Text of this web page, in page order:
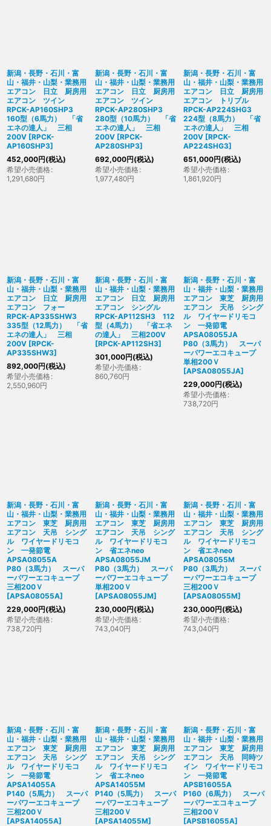
新潟・長野・石川・富
山・福井・山梨・業務用
エアコン 日立 厨房用
エアコン ツイン
RPCK-AP160SHP3
160型（6馬力） 「省
エネの達人」 三相
200V [RPCK-
AP160SHP3]
452,000円(税込)
希望小売価格 :
1,291,680円
新潟・長野・石川・富
山・福井・山梨・業務用
エアコン 日立 厨房用
エアコン ツイン
RPCK-AP280SHP3
280型（10馬力） 「省
エネの達人」 三相
200V [RPCK-
AP280SHP3]
692,000円(税込)
希望小売価格 :
1,977,480円
新潟・長野・石川・富
山・福井・山梨・業務用
エアコン 日立 厨房用
エアコン トリプル
RPCK-AP224SHG3
224型（8馬力） 「省
エネの達人」 三相
200V [RPCK-
AP224SHG3]
651,000円(税込)
希望小売価格 :
1,861,920円
新潟・長野・石川・富
山・福井・山梨・業務用
エアコン 日立 厨房用
エアコン フォー
RPCK-AP335SHW3
335型（12馬力） 「省
エネの達人」 三相
200V [RPCK-
AP335SHW3]
892,000円(税込)
希望小売価格 :
2,550,960円
新潟・長野・石川・富
山・福井・山梨・業務用
エアコン 日立 厨房用
エアコン シングル
RPCK-AP112SH3 112
型（4馬力） 「省エネ
の達人」 三相200V
[RPCK-AP112SH3]
301,000円(税込)
希望小売価格 :
860,760円
新潟・長野・石川・富
山・福井・山梨・業務用
エアコン 東芝 厨房用
エアコン 天吊 シング
ル ワイヤードリモコ
ン 一発節電
APSA08055JA
P80（3馬力） スーパ
ーパワーエコキュープ
単相200Ｖ
[APSA08055JA]
229,000円(税込)
希望小売価格 :
738,720円
新潟・長野・石川・富
山・福井・山梨・業務用
エアコン 東芝 厨房用
エアコン 天吊 シング
ル ワイヤードリモコ
ン 一発節電
APSA08055A
P80（3馬力） スーパ
ーパワーエコキュープ
三相200Ｖ
[APSA08055A]
229,000円(税込)
希望小売価格 :
738,720円
新潟・長野・石川・富
山・福井・山梨・業務用
エアコン 東芝 厨房用
エアコン 天吊 シング
ル ワイヤードリモコ
ン 省エネneo
APSA08055JM
P80（3馬力） スーパ
ーパワーエコキュープ
単相200Ｖ
[APSA08055JM]
230,000円(税込)
希望小売価格 :
743,040円
新潟・長野・石川・富
山・福井・山梨・業務用
エアコン 東芝 厨房用
エアコン 天吊 シング
ル ワイヤードリモコ
ン 省エネneo
APSA08055M
P80（3馬力） スーパ
ーパワーエコキュープ
三相200Ｖ
[APSA08055M]
230,000円(税込)
希望小売価格 :
743,040円
新潟・長野・石川・富
山・福井・山梨・業務用
エアコン 東芝 厨房用
エアコン 天吊 シング
ル ワイヤードリモコ
ン 一発節電
APSA14055A
P140（5馬力） スーパ
ーパワーエコキュープ
三相200Ｖ
[APSA14055A]
新潟・長野・石川・富
山・福井・山梨・業務用
エアコン 東芝 厨房用
エアコン 天吊 シング
ル ワイヤードリモコ
ン 省エネneo
APSA14055M
P140（5馬力） スーパ
ーパワーエコキュープ
三相200Ｖ
[APSA14055M]
新潟・長野・石川・富
山・福井・山梨・業務用
エアコン 東芝 厨房用
エアコン 天吊 同時ツ
イン ワイヤードリモコ
ン 一発節電
APSB16055A
P160（6馬力） スーパ
ーパワーエコキュープ
三相200Ｖ
[APSB16055A]